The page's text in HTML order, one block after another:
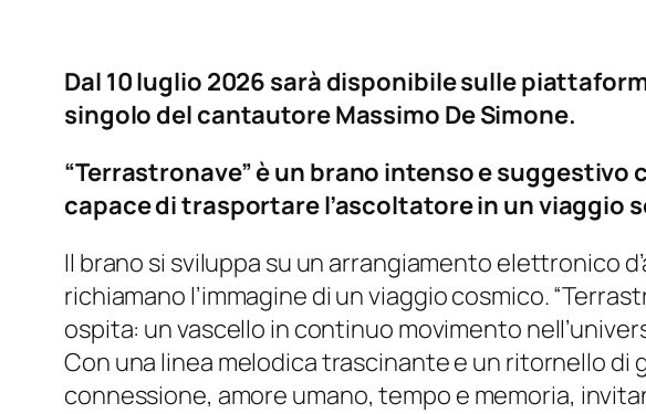
Dal 10 luglio 2026 sarà disponibile sulle
singolo del cantautore Massimo De Simone.
“Terrastronave” è un brano intenso e
capace di trasportare l’ascoltatore in un viaggio
Il brano si sviluppa su un arrangiamento elettronico
richiamano l’immagine di un viaggio cosmico.
ospita: un vascello in continuo movimento
Con una linea melodica trascinante e un ritornello
connessione, amore umano, tempo e memoria,